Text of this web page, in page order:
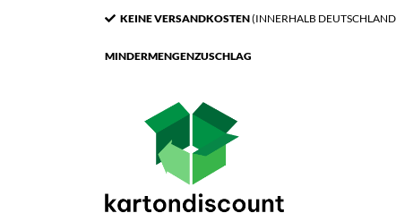
KEINE VERSANDKOSTEN(INNERHALB
MINDERMENGENZUSCHLAG